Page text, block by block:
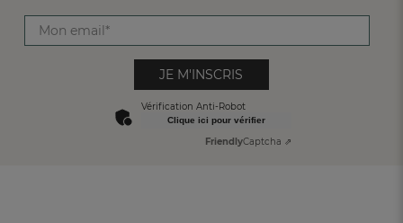
JE M'INSCRIS
Vérification Anti-Robot
Clique ici pour vérifier
FriendlyCaptcha ⇗